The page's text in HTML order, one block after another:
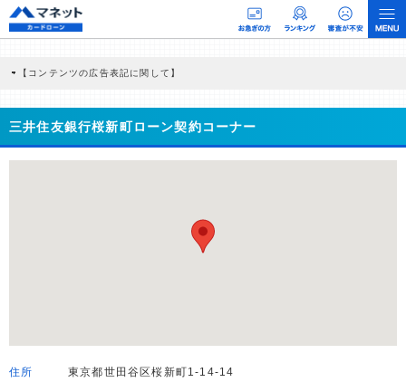
【コンテンツの広告表記に関して】
商品を根拠なくPRするものではなく、当編集部の調査／ユーザーへの口コミ収集な
どに基づき、公平性を担保した情報提供を行っています。
>提携企業一覧
三井住友銀行桜新町ローン契約コーナー
住所
東京都世田谷区桜新町1-14-14